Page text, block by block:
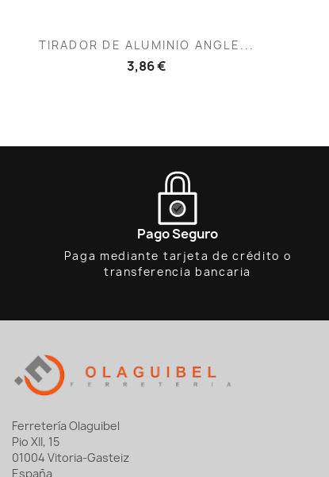
Vista rápida
TIRADOR DE ALUMINIO ANGLE...
3,86 €
Pago Seguro
Paga mediante tarjeta de crédito o
transferencia bancaria
Ferretería Olaguibel
Pio XII, 15
01004 Vitoria-Gasteiz
España